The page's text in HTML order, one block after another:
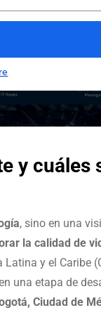
y cuáles
, sino en una
la calidad de
y el Caribe
una etapa de
Ciudad de